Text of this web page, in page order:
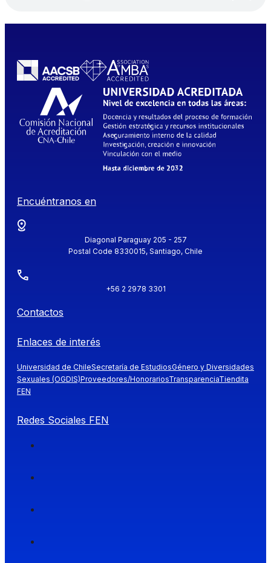
Encuéntranos en
Diagonal Paraguay 205 - 257
Postal Code 8330015, Santiago, Chile
+56 2 2978 3301
Contactos
Enlaces de interés
Universidad de ChileSecretaría de EstudiosGénero y Diversidades
Sexuales (OGDIS)Proveedores/HonorariosTransparenciaTiendita
FEN
Redes Sociales FEN